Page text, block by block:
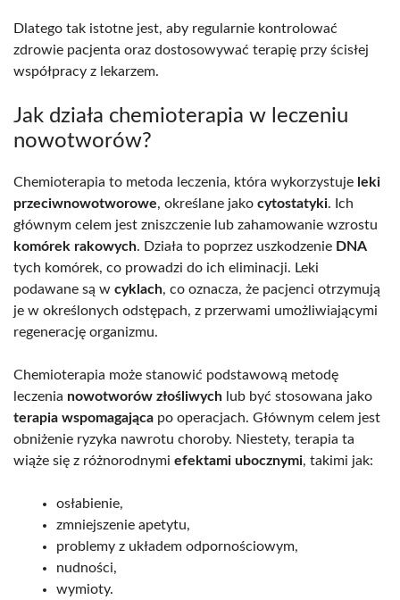
Dlatego tak istotne jest, aby regularnie kontrolować
zdrowie pacjenta oraz dostosowywać terapię przy ścisłej
współpracy z lekarzem.
Jak działa chemioterapia w leczeniu
nowotworów?
Chemioterapia to metoda leczenia, która wykorzystuje leki
przeciwnowotworowe, określane jako cytostatyki. Ich
głównym celem jest zniszczenie lub zahamowanie wzrostu
komórek rakowych. Działa to poprzez uszkodzenie DNA
tych komórek, co prowadzi do ich eliminacji. Leki
podawane są w cyklach, co oznacza, że pacjenci otrzymują
je w określonych odstępach, z przerwami umożliwiającymi
regenerację organizmu.
Chemioterapia może stanowić podstawową metodę
leczenia nowotworów złośliwych lub być stosowana jako
terapia wspomagająca po operacjach. Głównym celem jest
obniżenie ryzyka nawrotu choroby. Niestety, terapia ta
wiąże się z różnorodnymi efektami ubocznymi, takimi jak:
osłabienie,
zmniejszenie apetytu,
problemy z układem odpornościowym,
nudności,
wymioty.